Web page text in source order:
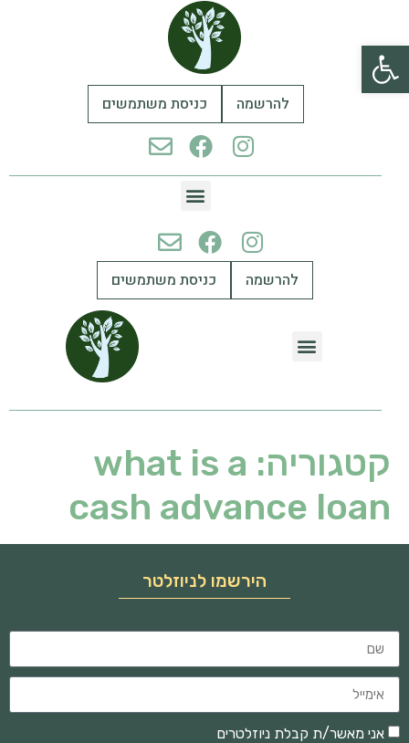
פתח סרגל נגישות
להרשמה כניסת משתמשים
להרשמה כניסת משתמשים
קטגוריה: what is a
cash advance loan
הירשמו לניוזלטר
אני מאשר/ת קבלת ניוזלטרים